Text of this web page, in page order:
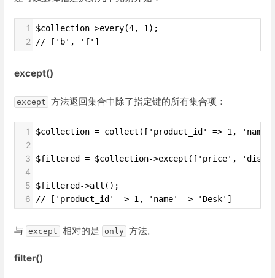
1 $collection->every(4, 1);
2 // ['b', 'f']
except()
except 方法返回集合中除了指定键的所有集合项：
1 $collection = collect(['product_id' => 1,
2
3
$filtered = $collection->except(['price',
4
5
$filtered->all();
6 // ['product_id' => 1, 'name' => 'Desk']
与 except 相对的是 only 方法。
filter()